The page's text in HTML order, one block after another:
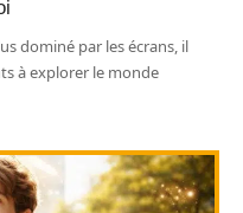
dominé par les écrans, il
à explorer le monde